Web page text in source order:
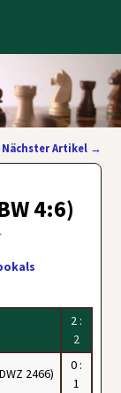
Nächster Artikel →
4:6)
2 :
2
2466)
0 :
1